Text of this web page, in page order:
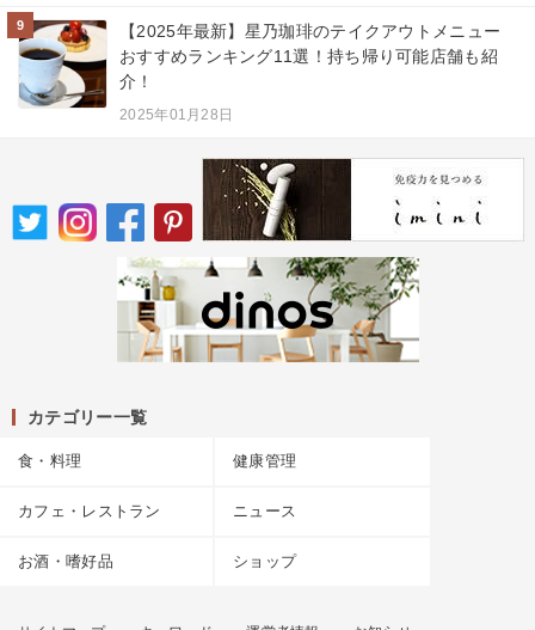
9
【2025年最新】星乃珈琲のテイクアウトメニュー
おすすめランキング11選！持ち帰り可能店舗も紹
介！
2025年01月28日
カテゴリー一覧
食・料理 健康管理
カフェ・レストラン ニュース
お酒・嗜好品 ショップ